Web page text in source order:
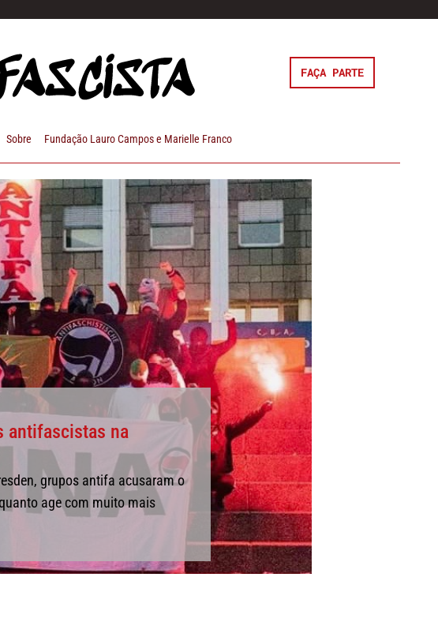
FAÇA PARTE
Sobre Fundação Lauro Campos e Marielle Franco
antifascistas na
grupos antifa acusaram o
age com muito mais